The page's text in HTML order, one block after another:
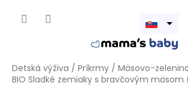
Otvoriť
Detská výživa / Príkrmy / Mäsovo-
BIO Sladké zemiaky s bravčovým mäsom